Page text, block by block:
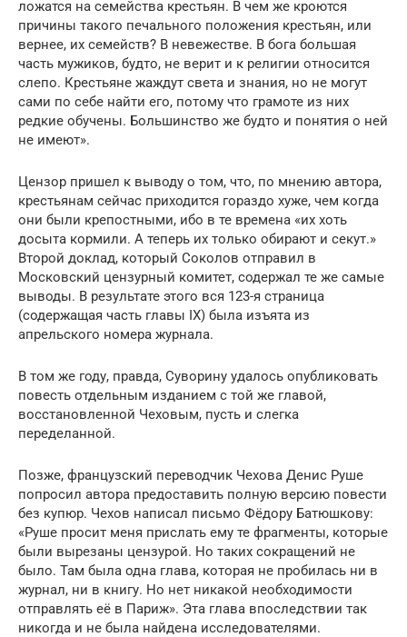
ложатся на семейства крестьян. В чем же кроются
причины такого печального положения крестьян, или
вернее, их семейств? В невежестве. В бога большая
часть мужиков, будто, не верит и к религии относится
слепо. Крестьяне жаждут света и знания, но не могут
сами по себе найти его, потому что грамоте из них
редкие обучены. Большинство же будто и понятия о ней
не имеют».
Цензор пришел к выводу о том, что, по мнению автора,
крестьянам сейчас приходится гораздо хуже, чем когда
они были крепостными, ибо в те времена «их хоть
досыта кормили. А теперь их только обирают и секут.»
Второй доклад, который Соколов отправил в
Московский цензурный комитет, содержал те же самые
выводы. В результате этого вся 123-я страница
(содержащая часть главы IX) была изъята из
апрельского номера журнала.
В том же году, правда, Суворину удалось опубликовать
повесть отдельным изданием с той же главой,
восстановленной Чеховым, пусть и слегка
переделанной.
Позже, французский переводчик Чехова Денис Руше
попросил автора предоставить полную версию повести
без купюр. Чехов написал письмо Фёдору Батюшкову:
«Руше просит меня прислать ему те фрагменты, которые
были вырезаны цензурой. Но таких сокращений не
было. Там была одна глава, которая не пробилась ни в
журнал, ни в книгу. Но нет никакой необходимости
отправлять её в Париж». Эта глава впоследствии так
никогда и не была найдена исследователями.